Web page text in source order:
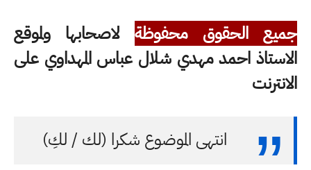
جميع الحقوق محفوظة لاصحابها ولموقع
الاستاذ احمد مهدي شلال عباس المهداوي على
الانترنت
انتهى الموضوع شكرا (لك / لكِ)